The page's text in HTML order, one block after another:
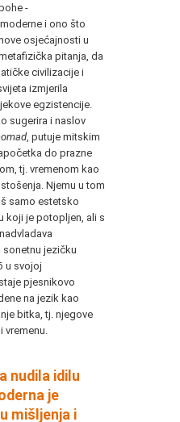
-
i ono što
osjećajnosti u
pitanja, da
civilizacije i
izmjerila
egzistencije.
sugerira i naslov
, putuje mitskim
do prazne
tj. vremenom kao
Njemu u tom
samo estetsko
koji je potopljen, ali s
sonetnu jezičku
u svojoj
pjesnikovo
na jezik kao
bitka, tj. njegove
nudila idilu
je
mišljenja i